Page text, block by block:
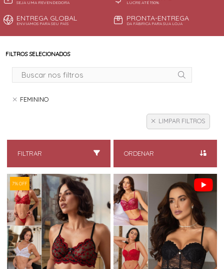
SEJA UMA REVENDEDORA LUCRE ATÉ 150%
ENTREGA GLOBAL
ENVIAMOS PARA SEU PAÍS
PRONTA-ENTREGA
DA FÁBRICA PARA SUA LOJA
FILTROS SELECIONADOS
FEMININO
LIMPAR FILTROS
FILTRAR ORDENAR
7% OFF